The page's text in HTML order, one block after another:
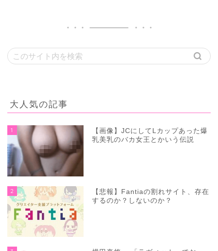
大人気の記事
1
【画像】JCにしてLカップあった爆
乳美乳のバカ女王とかいう伝説
2
【悲報】Fantiaの割れサイト、存在
するのか？しないのか？